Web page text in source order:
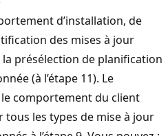
d’installation, de
des mises à jour
présélection de planification
(à l’étape 11). Le
comportement du client
les types de mise à jour